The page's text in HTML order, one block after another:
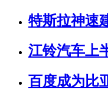
特斯拉神速
江铃汽车上
百度成为比